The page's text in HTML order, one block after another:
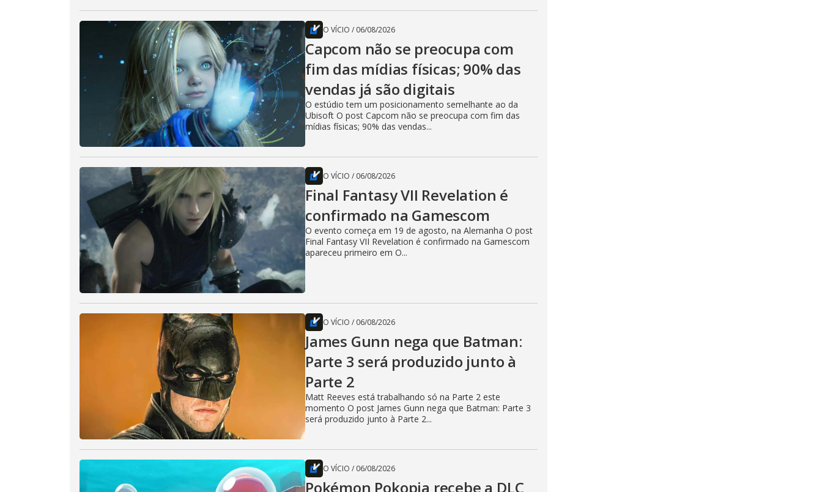
O VÍCIO / 06/08/2026
Capcom não se preocupa com
fim das mídias físicas; 90% das
vendas já são digitais
O estúdio tem um posicionamento semelhante ao da
Ubisoft O post Capcom não se preocupa com fim das
mídias físicas; 90% das vendas...
O VÍCIO / 06/08/2026
Final Fantasy VII Revelation é
confirmado na Gamescom
O evento começa em 19 de agosto, na Alemanha O post
Final Fantasy VII Revelation é confirmado na Gamescom
apareceu primeiro em O...
O VÍCIO / 06/08/2026
James Gunn nega que Batman:
Parte 3 será produzido junto à
Parte 2
Matt Reeves está trabalhando só na Parte 2 este
momento O post James Gunn nega que Batman: Parte 3
será produzido junto à Parte 2...
O VÍCIO / 06/08/2026
Pokémon Pokopia recebe a DLC